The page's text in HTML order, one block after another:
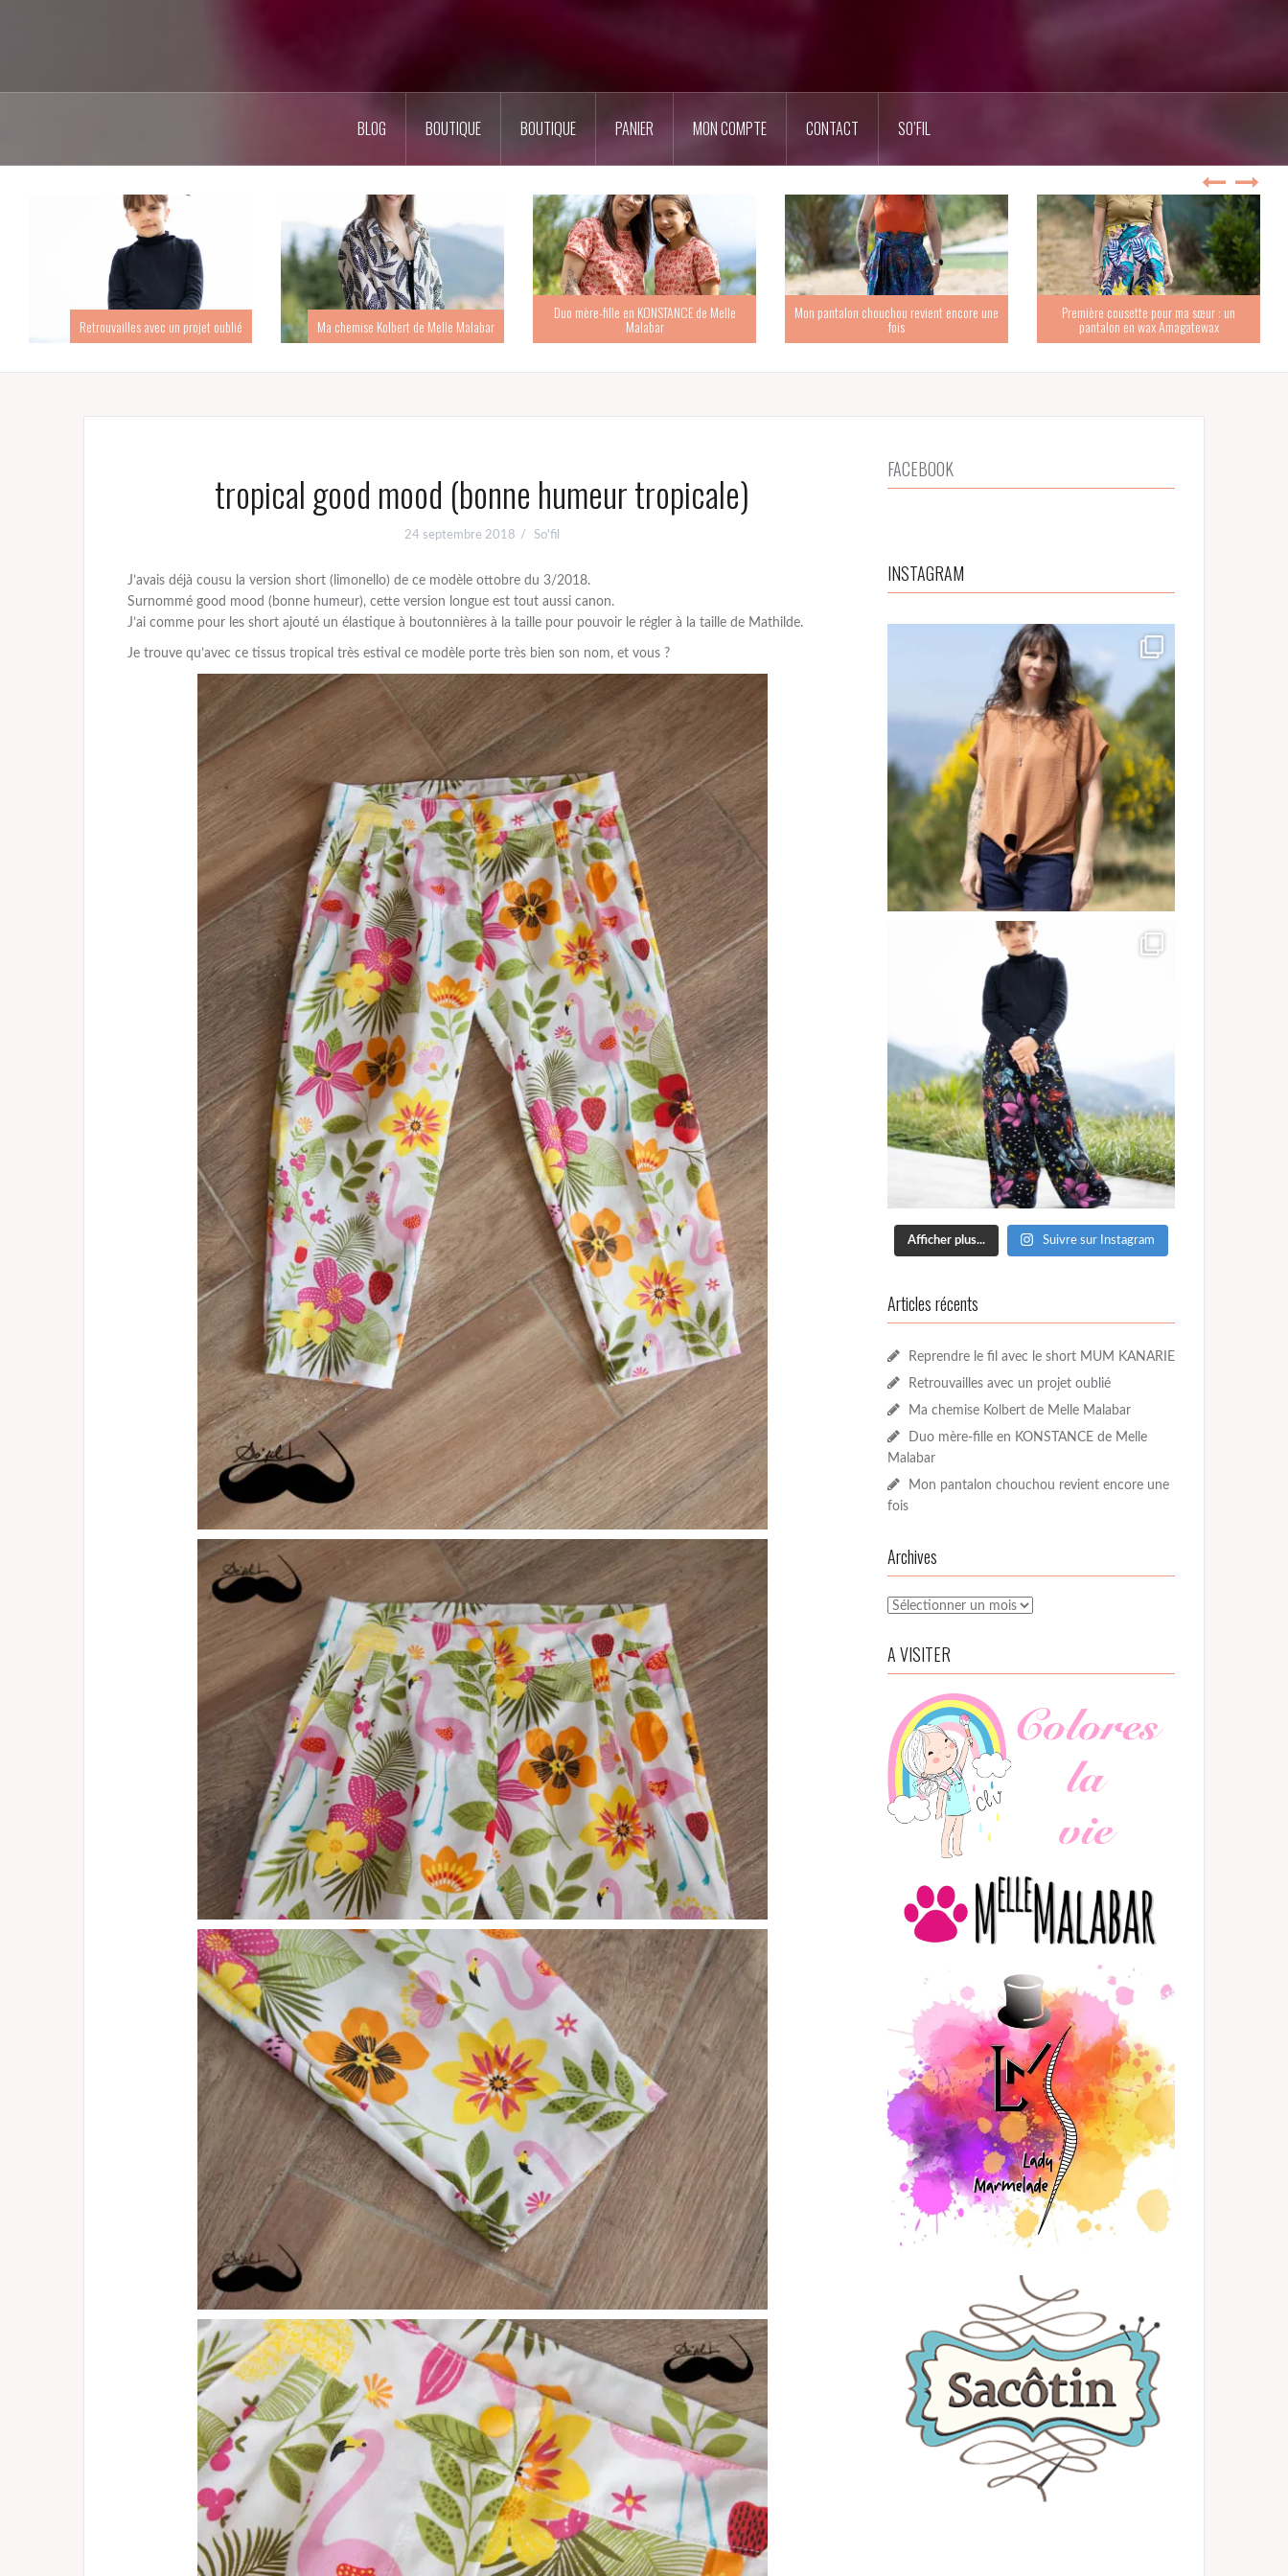
BLOG BOUTIQUE BOUTIQUE PANIER MON COMPTE CONTACT SO’FIL
Retrouvailles avec un projet oublié Ma chemise Kolbert de Melle Malabar
Duo mère-fille en KONSTANCE de Melle
Malabar
Mon pantalon chouchou revient encore une
fois
Première cousette pour ma sœur : un
pantalon en wax Amagatewax
tropical good mood (bonne humeur tropicale)
24 septembre 2018 So'fil
J’avais déjà cousu la version short (limonello) de ce modèle ottobre du 3/2018.
Surnommé good mood (bonne humeur), cette version longue est tout aussi canon.
J’ai comme pour les short ajouté un élastique à boutonnières à la taille pour pouvoir le régler à la taille de Mathilde.
Je trouve qu’avec ce tissus tropical très estival ce modèle porte très bien son nom, et vous ?
FACEBOOK
INSTAGRAM
Afficher plus... Suivre sur Instagram
Articles récents
Reprendre le fil avec le short MUM KANARIE
Retrouvailles avec un projet oublié
Ma chemise Kolbert de Melle Malabar
Duo mère-fille en KONSTANCE de Melle
Malabar
Mon pantalon chouchou revient encore une
fois
Archives
Archives
A VISITER